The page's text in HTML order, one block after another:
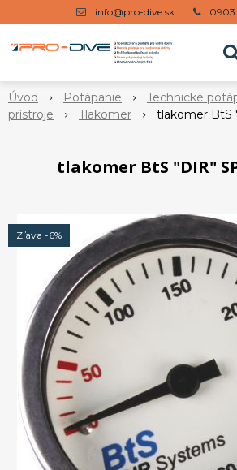
info@pro-dive.sk 0903
Úvod Potápanie Technické
prístroje
Tlakomer tlakomer BtS
tlakomer BtS "DIR"
Zľava -6%